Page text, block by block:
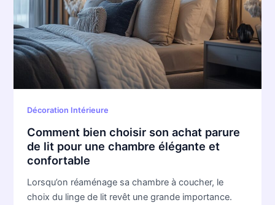
Décoration Intérieure
Comment bien choisir son achat parure
de lit pour une chambre élégante et
confortable
Lorsqu’on réaménage sa chambre à coucher, le
choix du linge de lit revêt une grande importance.
achat
parure
de
lit
pour
une
chambre
et
confortable